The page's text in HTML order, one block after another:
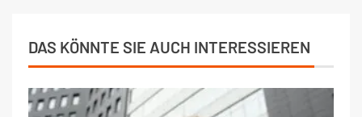
DAS KÖNNTE SIE AUCH INTERESSIEREN